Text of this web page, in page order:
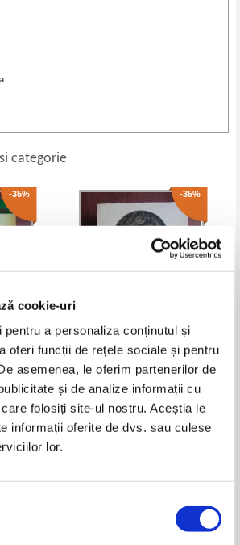
cookie-uri
pentru a personaliza conținutul și
oferi funcții de rețele sociale și pentru
asemenea, le oferim partenerilor de
și de analize informații cu
folosiți site-ul nostru. Aceștia le
informații oferite de dvs. sau culese
lor.
categorie
-35% -35%
Camil Muresan - Imperiul
Britanic
Lei
Adaugă în coș